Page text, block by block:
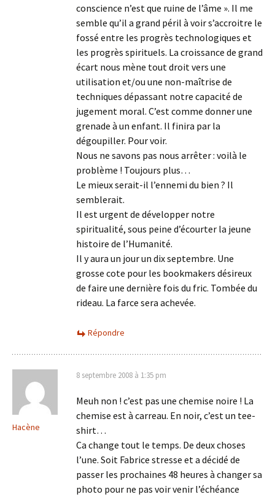
conscience n’est que ruine de l’âme ». Il me
semble qu’il a grand péril à voir s’accroitre le
fossé entre les progrès technologiques et
les progrès spirituels. La croissance de grand
écart nous mène tout droit vers une
utilisation et/ou une non-maîtrise de
techniques dépassant notre capacité de
jugement moral. C’est comme donner une
grenade à un enfant. Il finira par la
dégoupiller. Pour voir.
Nous ne savons pas nous arrêter : voilà le
problème ! Toujours plus…
Le mieux serait-il l’ennemi du bien ? Il
semblerait.
Il est urgent de développer notre
spiritualité, sous peine d’écourter la jeune
histoire de l’Humanité.
Il y aura un jour un dix septembre. Une
grosse cote pour les bookmakers désireux
de faire une dernière fois du fric. Tombée du
rideau. La farce sera achevée.
Répondre
Hacène
8 septembre 2008 à 1:35 pm
Meuh non ! c’est pas une chemise noire ! La
chemise est à carreau. En noir, c’est un tee-
shirt…
Ca change tout le temps. De deux choses
l’une. Soit Fabrice stresse et a décidé de
passer les prochaines 48 heures à changer sa
photo pour ne pas voir venir l’échéance